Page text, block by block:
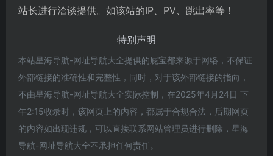
站长进行洽谈提供。如该站的IP、PV、跳出率等！
特别声明
本站星海导航-网址导航大全提供的屁宝都来源于网络，不保证
外部链接的准确性和完整性，同时，对于该外部链接的指向，
不由星海导航-网址导航大全实际控制，在2025年4月24日 下
午2:15收录时，该网页上的内容，都属于合规合法，后期网页
的内容如出现违规，可以直接联系网站管理员进行删除，星海
导航-网址导航大全不承担任何责任。